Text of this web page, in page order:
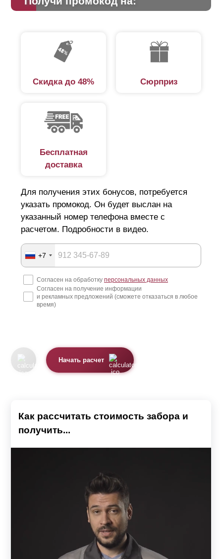
Скидка до 48% Сюрприз
Бесплатная
доставка
Для получения этих бонусов, потребуется
указать промокод. Он будет выслан на
указанный номер телефона вместе с
расчетом. Подробности в видео.
+7
Согласен на обработку персональных данных
Согласен на получение информации
и рекламных предложений (сможете отказаться в любое
время)
Начать расчет
Как рассчитать стоимость забора и
получить...